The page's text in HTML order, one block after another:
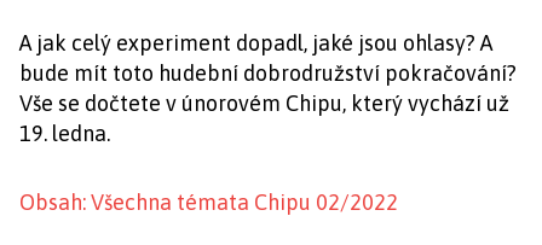
A jak celý experiment dopadl, jaké jsou ohlasy? A
bude mít toto hudební dobrodružství pokračování?
Vše se dočtete v únorovém Chipu, který vychází už
19. ledna.
Obsah: Všechna témata Chipu 02/2022